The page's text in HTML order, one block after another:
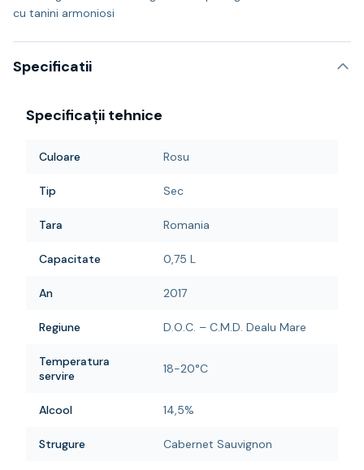
cu tanini armoniosi
Specificatii
Specificații tehnice
Culoare Rosu
Tip Sec
Tara Romania
Capacitate 0,75 L
An 2017
Regiune D.O.C. – C.M.D. Dealu Mare
Temperatura
servire
18-20°C
Alcool 14,5%
Strugure Cabernet Sauvignon